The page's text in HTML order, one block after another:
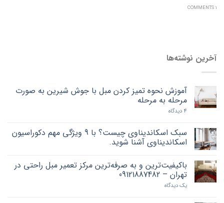
1 COMMENTS
آخرین نوشته‌ها
آموزش نحوه تمیز کردن مبل با جوش شیرین به صورت
مرحله به مرحله
4 دیدگاه
سبک اسکاندیناوی چیست؟ با 9 ویژگی مهم دکوراسیون
اسکاندیناوی آشنا شوید.
باکیفیت‌ترین و به صرفه‌ترین مرکز تعمیر مبل راحتی در
تهران – 09121887482
یک دیدگاه